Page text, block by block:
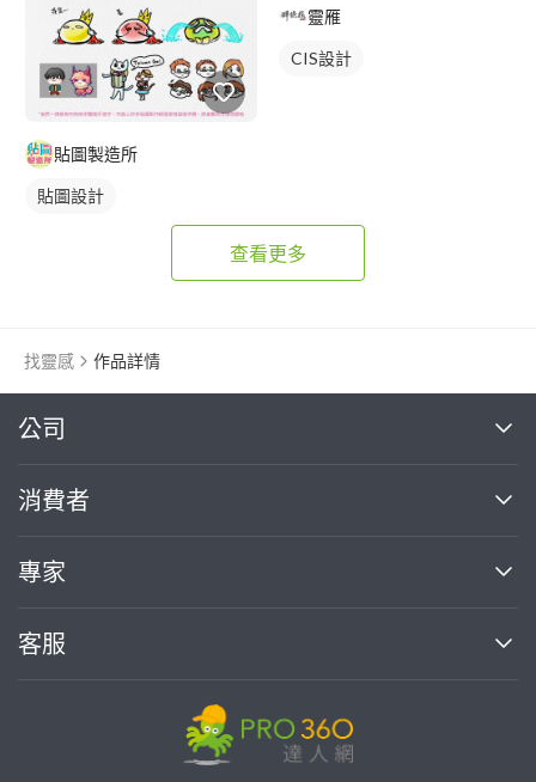
貼圖製造所
貼圖設計
靈雁
CIS設計
查看更多
找靈感 作品詳情
公司
關於我們
部落格
加入我們
消費者
買服務
熱門服務
專家
案件中心
客服
繼續完成